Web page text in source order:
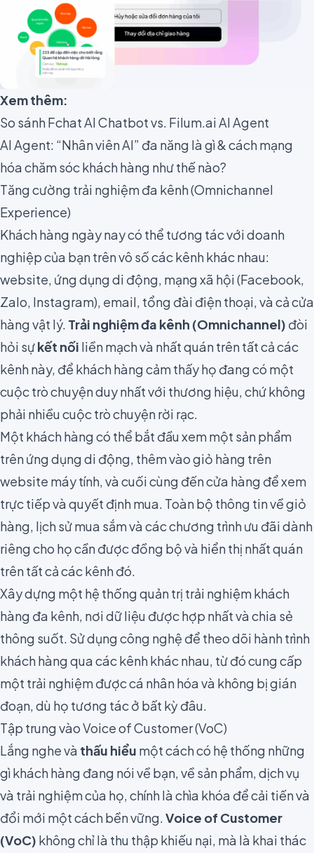
Xem thêm:
So sánh Fchat AI Chatbot vs. Filum.ai AI Agent
AI Agent: “Nhân viên AI” đa năng là gì & cách mạng
hóa chăm sóc khách hàng như thế nào?
Tăng cường trải nghiệm đa kênh (Omnichannel
Experience)
Khách hàng ngày nay có thể tương tác với doanh
nghiệp của bạn trên vô số các kênh khác nhau:
website, ứng dụng di động, mạng xã hội (Facebook,
Zalo, Instagram), email, tổng đài điện thoại, và cả cửa
hàng vật lý. Trải nghiệm đa kênh (Omnichannel) đòi
hỏi sựkết nối liền mạch và nhất quán trên tất cả các
kênh này, để khách hàng cảm thấy họ đang có một
cuộc trò chuyện duy nhất với thương hiệu, chứ không
phải nhiều cuộc trò chuyện rời rạc.
Một khách hàng có thể bắt đầu xem một sản phẩm
trên ứng dụng di động, thêm vào giỏ hàng trên
website máy tính, và cuối cùng đến cửa hàng để xem
trực tiếp và quyết định mua. Toàn bộ thông tin về giỏ
hàng, lịch sử mua sắm và các chương trình ưu đãi dành
riêng cho họ cần được đồng bộ và hiển thị nhất quán
trên tất cả các kênh đó.
Xây dựng một hệ thống quản trị trải nghiệm khách
hàng đa kênh, nơi dữ liệu được hợp nhất và chia sẻ
thông suốt. Sử dụng công nghệ để theo dõi hành trình
khách hàng qua các kênh khác nhau, từ đó cung cấp
một trải nghiệm được cá nhân hóa và không bị gián
đoạn, dù họ tương tác ở bất kỳ đâu.
Tập trung vào Voice of Customer (VoC)
Lắng nghe và thấu hiểu một cách có hệ thống những
gì khách hàng đang nói về bạn, về sản phẩm, dịch vụ
và trải nghiệm của họ, chính là chìa khóa để cải tiến và
đổi mới một cách bền vững.Voice of Customer
(VoC) không chỉ là thu thập khiếu nại, mà là khai thác